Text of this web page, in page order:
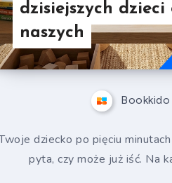
dzisiejszych dzieci
naszych
Bookkido
dziecko po pięciu
pyta, czy może już iść. Na